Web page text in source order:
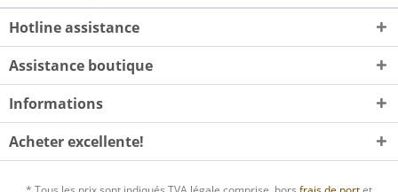
Hotline assistance
Assistance boutique
Informations
Acheter excellente!